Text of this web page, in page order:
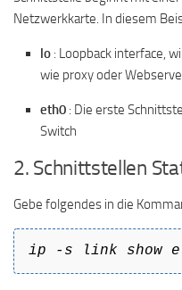
Netzwerkkarte. In diesem
lo : Loopback interface,
wie proxy oder
eth0 : Die erste
Switch
2. Schnittstellen
Gebe folgendes in die
ip -s link show